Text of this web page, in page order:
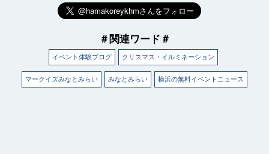
＃関連ワード＃
イベント体験ブログ クリスマス・イルミネーション
マークイズみなとみらい みなとみらい 横浜の無料イベントニュース